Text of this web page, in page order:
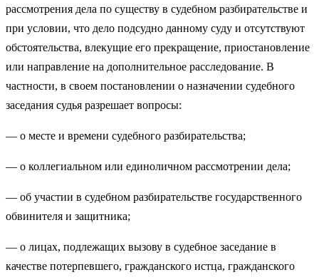
рассмотрения дела по существу в судебном разбирательстве и
при условии, что дело подсудно данному суду и отсутствуют
обстоятельства, влекущие его прекращение, приостановление
или направление на дополнительное расследование. В
частности, в своем постановлении о назначении судебного
заседания судья разрешает вопросы:
— о месте и времени судебного разбирательства;
— о коллегиальном или единоличном рассмотрении дела;
— об участии в судебном разбирательстве государственного
обвинителя и защитника;
— о лицах, подлежащих вызову в судебное заседание в
качестве потерпевшего, гражданского истца, гражданского